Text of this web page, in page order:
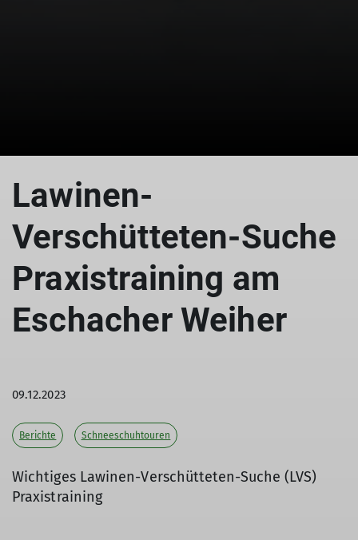
Lawinen-
Verschütteten-Suche
Praxistraining am
Eschacher Weiher
09.12.2023
Berichte Schneeschuhtouren
Wichtiges Lawinen-Verschütteten-Suche (LVS)
Praxistraining